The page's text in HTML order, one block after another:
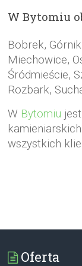
W Bytomiu
Bobrek,
Miechowice,
Śródmieście,
Rozbark,
W Bytomiu
wszystkich
Oferta